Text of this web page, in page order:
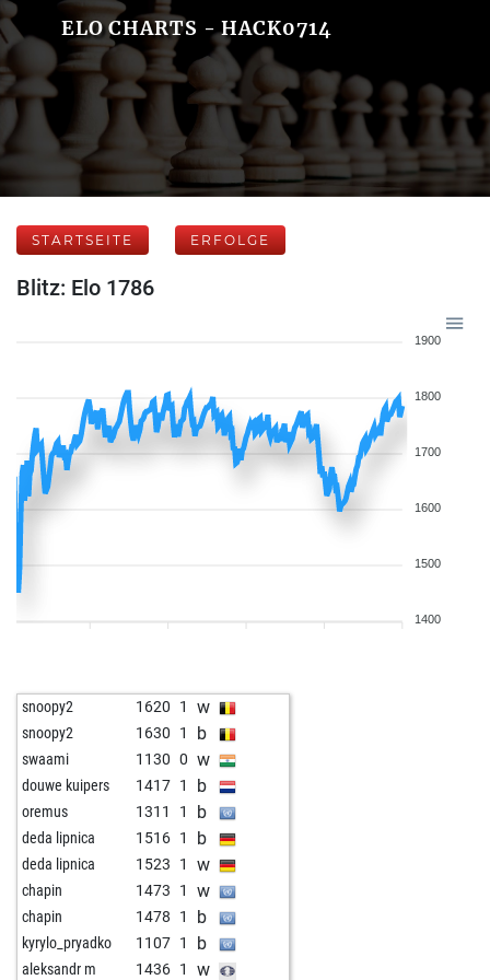
ELO CHARTS - HACK0714
STARTSEITE ERFOLGE
Blitz: Elo 1786
1900
1800
1700
1600
1500
1400
snoopy2 1620 1 w
snoopy2 1630 1 b
swaami 1130 0 w
douwe kuipers 1417 1 b
oremus 1311 1 b
deda lipnica 1516 1 b
deda lipnica 1523 1 w
chapin 1473 1 w
chapin 1478 1 b
kyrylo_pryadko 1107 1 b
aleksandr m 1436 1 w